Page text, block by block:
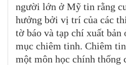
người lớn ở Mỹ tin rằng
hưởng bởi vị trí của các
tờ báo và tạp chí xuất bản
mục chiêm tinh. Chiêm
một môn học chính thống